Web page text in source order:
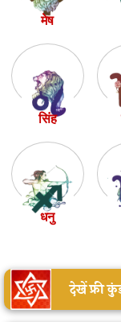
मेष
सिंह
धनु
देखें फ्री